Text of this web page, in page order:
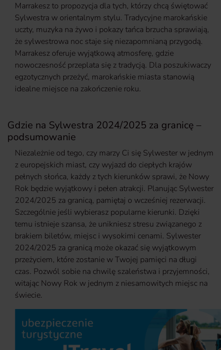
Marrakesz to propozycja dla tych, którzy chcą świętować
Sylwestra w orientalnym stylu. Tradycyjne marokańskie
uczty, muzyka na żywo i pokazy tańca brzucha sprawiają,
że sylwestrowa noc staje się niezapomnianą przygodą.
Marrakesz oferuje wyjątkową atmosferę, gdzie
nowoczesność przeplata się z tradycją. Dla poszukiwaczy
egzotycznych przeżyć, marokańskie miasta stanowią
idealne miejsce na zakończenie roku.
Gdzie na Sylwestra 2024/2025 za granicę –
podsumowanie
Niezależnie od tego, czy marzy Ci się Sylwester w jednym
z europejskich miast, czy wyjazd do ciepłych krajów
pełnych słońca, każdy z tych kierunków sprawi, że Nowy
Rok będzie wyjątkowy i pełen atrakcji. Planując Sylwester
2024/2025 za granicą, pamiętaj o wcześniej rezerwacji.
Szczególnie jeśli wybierasz popularne kierunki. Dzięki
temu istnieje szansa, że unikniesz stresu związanego z
brakiem biletów, miejsc i wysokimi cenami. Sylwester
2024/2025 za granicą może okazać się wyjątkowym
przeżyciem, które zostanie w Twojej pamięci na długi
czas. Pozwól sobie na chwilę szaleństwa i przyjemności,
witając Nowy Rok w jednym z niesamowitych miejsc na
świecie.